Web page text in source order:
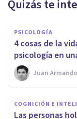
Quizás te
PSICOLOGÍA
​4 cosas de la
psicología en
Juan
COGNICIÓN E
Las personas